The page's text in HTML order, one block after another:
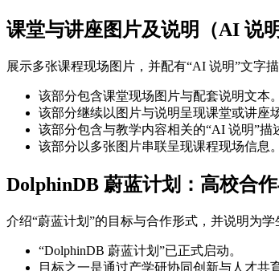
课堂与讲座图片及说明（AI 说明
展示多张课程现场图片，并配有“AI 说明”文字
该部分包含课堂现场图片与配套说明文本。
该部分继续以图片与说明呈现课堂或讲座
该部分包含与教学内容相关的“AI 说明”描
该部分以多张图片串联呈现课程现场信息。
DolphinDB 蔚蓝计划：高校合
介绍“蔚蓝计划”的目标与合作形式，并说明为
“DolphinDB 蔚蓝计划”已正式启动。
目标之一是通过产学研协同创新与人才共